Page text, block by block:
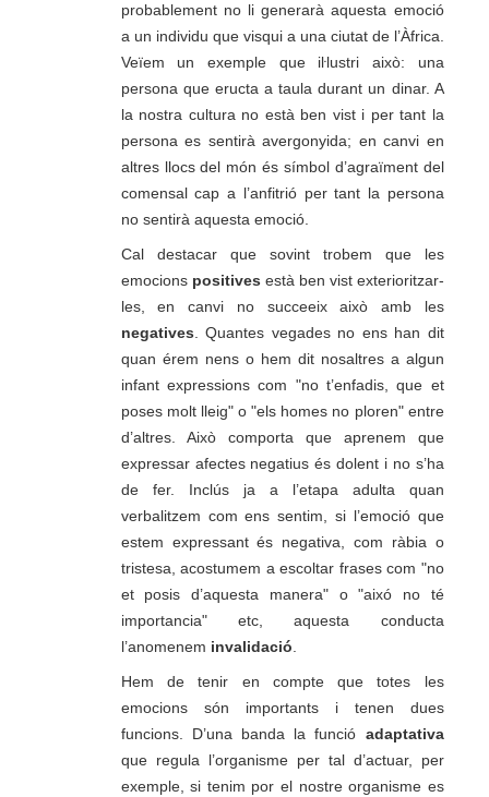
probablement no li generarà aquesta emoció
a un individu que visqui a una ciutat de l’Àfrica.
Veïem un exemple que iŀlustri això: una
persona que eructa a taula durant un dinar. A
la nostra cultura no està ben vist i per tant la
persona es sentirà avergonyida; en canvi en
altres llocs del món és símbol d’agraïment del
comensal cap a l’anfitrió per tant la persona
no sentirà aquesta emoció.
Cal destacar que sovint trobem que les
emocions positives està ben vist exterioritzar-
les, en canvi no succeeix això amb les
negatives. Quantes vegades no ens han dit
quan érem nens o hem dit nosaltres a algun
infant expressions com "no t’enfadis, que et
poses molt lleig" o "els homes no ploren" entre
d’altres. Això comporta que aprenem que
expressar afectes negatius és dolent i no s’ha
de fer. Inclús ja a l’etapa adulta quan
verbalitzem com ens sentim, si l’emoció que
estem expressant és negativa, com ràbia o
tristesa, acostumem a escoltar frases com "no
et posis d’aquesta manera" o "aixó no té
importancia" etc, aquesta conducta
l’anomenem invalidació.
Hem de tenir en compte que totes les
emocions són importants i tenen dues
funcions. D’una banda la funció adaptativa
que regula l’organisme per tal d’actuar, per
exemple, si tenim por el nostre organisme es